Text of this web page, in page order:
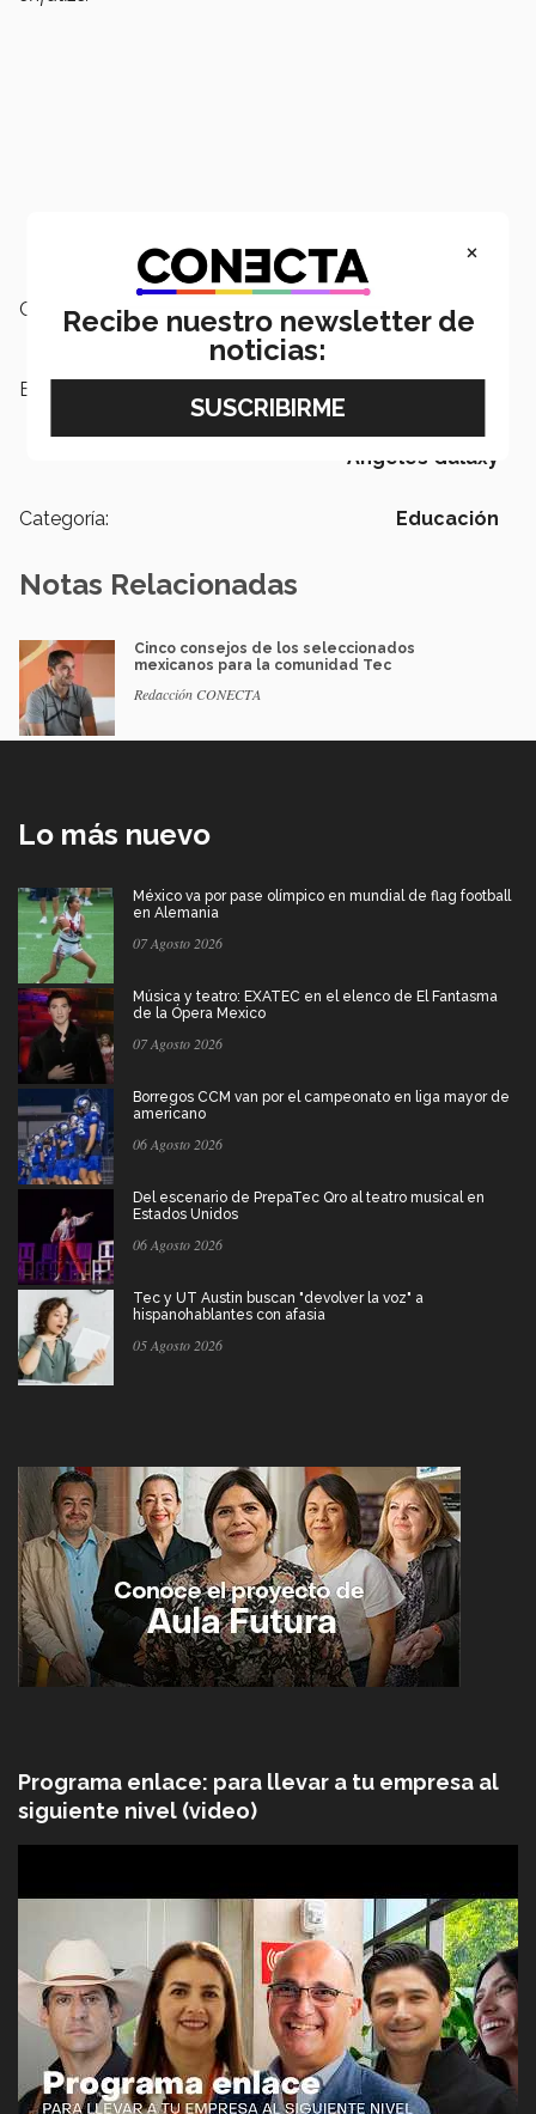
Campus: Santa Fe
Etiquetas:
2019, Selección mexicana,
soccer, Major League Soccer, Los
Ángeles Galaxy
Categoría: Educación
Notas Relacionadas
Cinco consejos de los seleccionados
mexicanos para la comunidad Tec
Redacción CONECTA
Lo más nuevo
México va por pase olímpico en mundial de flag football
en Alemania
07 Agosto 2026
Música y teatro: EXATEC en el elenco de El Fantasma
de la Ópera Mexico
07 Agosto 2026
Borregos CCM van por el campeonato en liga mayor de
americano
06 Agosto 2026
Del escenario de PrepaTec Qro al teatro musical en
Estados Unidos
06 Agosto 2026
Tec y UT Austin buscan "devolver la voz" a
hispanohablantes con afasia
05 Agosto 2026
Programa enlace: para llevar a tu empresa al
siguiente nivel (video)
×
Recibe nuestro newsletter de
noticias: